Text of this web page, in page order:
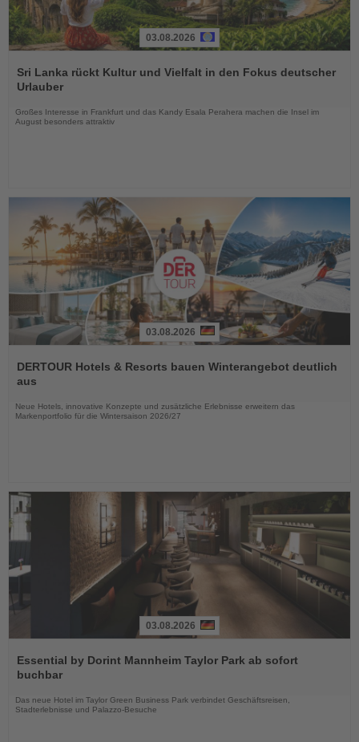
Sie
die
03.08.2026
Sri Lanka rückt Kultur und Vielfalt in den Fokus deutscher
Urlauber
Großes Interesse in Frankfurt und das Kandy Esala Perahera machen die Insel im
August besonders attraktiv
Sie
die
03.08.2026
DERTOUR Hotels & Resorts bauen Winterangebot deutlich
aus
Neue Hotels, innovative Konzepte und zusätzliche Erlebnisse erweitern das
Markenportfolio für die Wintersaison 2026/27
Sie
die
03.08.2026
Essential by Dorint Mannheim Taylor Park ab sofort
buchbar
Das neue Hotel im Taylor Green Business Park verbindet Geschäftsreisen,
Stadterlebnisse und Palazzo-Besuche